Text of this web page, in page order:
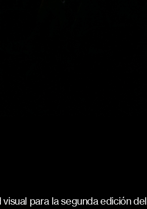
para la segunda edición del